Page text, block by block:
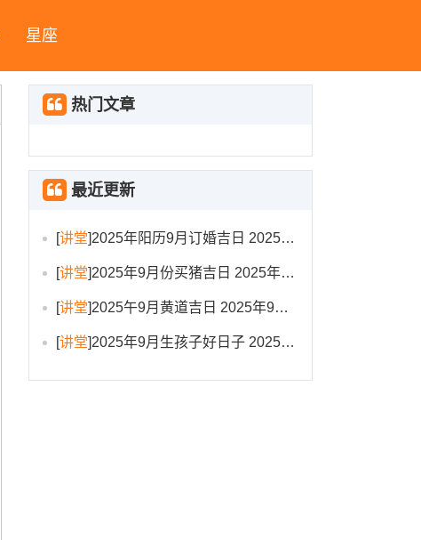
星座
热门文章
最近更新
[讲堂]2025年阳历9月订婚吉日 2025年9月订婚吉日有哪几天
[讲堂]2025年9月份买猪吉日 2025年9月买猪进圈吉日
[讲堂]2025午9月黄道吉日 2025年9月黄道吉日一览表大全
[讲堂]2025年9月生孩子好日子 2025年9月哪天生孩子比较好